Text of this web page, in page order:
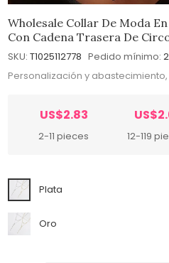
Wholesale Collar De Moda
Con Cadena Trasera De
SKU: T1025112778 Pedido mínimo: 2
Personalización y
US$2.83
2-11 pieces 12-119
Plata
Oro